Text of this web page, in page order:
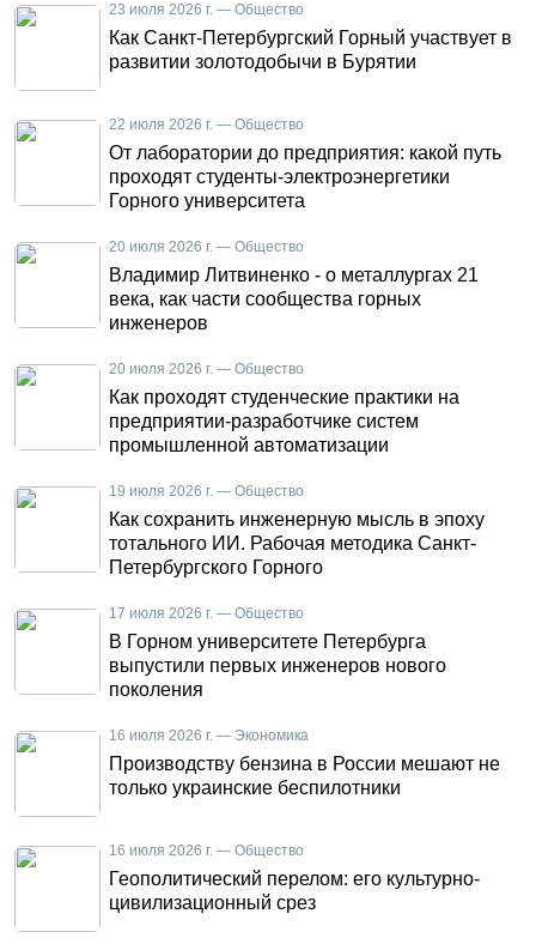
23 июля 2026 г. — Общество
Как Санкт-Петербургский Горный участвует в
развитии золотодобычи в Бурятии
22 июля 2026 г. — Общество
От лаборатории до предприятия: какой путь
проходят студенты-электроэнергетики
Горного университета
20 июля 2026 г. — Общество
Владимир Литвиненко - о металлургах 21
века, как части сообщества горных
инженеров
20 июля 2026 г. — Общество
Как проходят студенческие практики на
предприятии-разработчике систем
промышленной автоматизации
19 июля 2026 г. — Общество
Как сохранить инженерную мысль в эпоху
тотального ИИ. Рабочая методика Санкт-
Петербургского Горного
17 июля 2026 г. — Общество
В Горном университете Петербурга
выпустили первых инженеров нового
поколения
16 июля 2026 г. — Экономика
Производству бензина в России мешают не
только украинские беспилотники
16 июля 2026 г. — Общество
Геополитический перелом: его культурно-
цивилизационный срез